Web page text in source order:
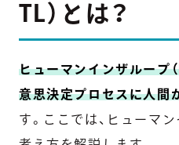
TL）とは？
ヒューマンインザループ
意思決定プロセスに人間
す。ここでは、ヒューマ